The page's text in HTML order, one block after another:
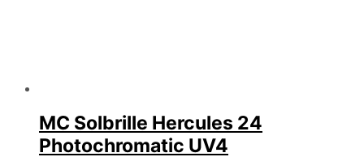
MC Solbrille Hercules 24
Photochromatic UV4